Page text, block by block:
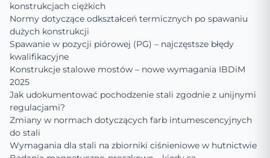
konstrukcjach ciężkich
Normy dotyczące odkształceń termicznych po spawaniu
dużych konstrukcji
Spawanie w pozycji piórowej (PG) – najczęstsze błędy
kwalifikacyjne
Konstrukcje stalowe mostów – nowe wymagania IBDiM
2025
Jak udokumentować pochodzenie stali zgodnie z unijnymi
regulacjami?
Zmiany w normach dotyczących farb intumescencyjnych
do stali
Wymagania dla stali na zbiorniki ciśnieniowe w hutnictwie